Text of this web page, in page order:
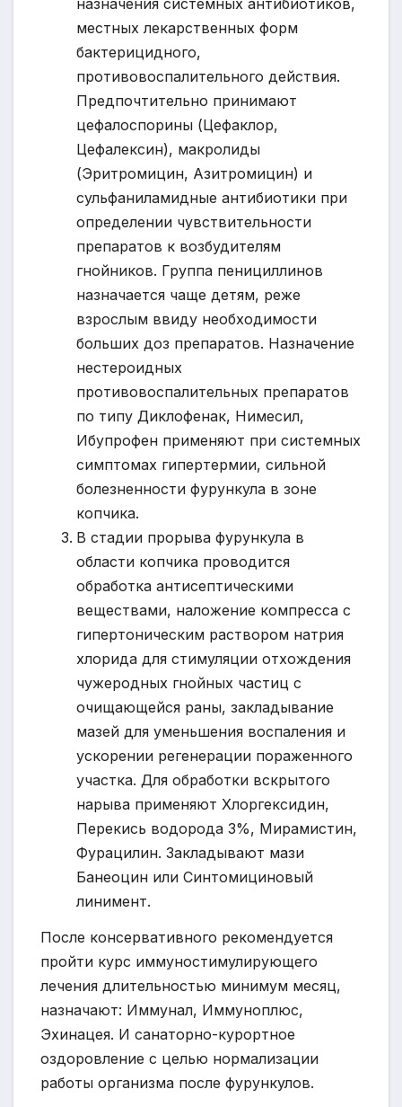
местных лекарственных форм
бактерицидного,
противовоспалительного действия.
Предпочтительно принимают
цефалоспорины (Цефаклор,
Цефалексин), макролиды
(Эритромицин, Азитромицин) и
сульфаниламидные антибиотики при
определении чувствительности
препаратов к возбудителям
гнойников. Группа пенициллинов
назначается чаще детям, реже
взрослым ввиду необходимости
больших доз препаратов. Назначение
нестероидных
противовоспалительных препаратов
по типу Диклофенак, Нимесил,
Ибупрофен применяют при системных
симптомах гипертермии, сильной
болезненности фурункула в зоне
копчика.
В стадии прорыва фурункула в
области копчика проводится
обработка антисептическими
веществами, наложение компресса с
гипертоническим раствором натрия
хлорида для стимуляции отхождения
чужеродных гнойных частиц с
очищающейся раны, закладывание
мазей для уменьшения воспаления и
ускорении регенерации пораженного
участка. Для обработки вскрытого
нарыва применяют Хлоргексидин,
Перекись водорода 3%, Мирамистин,
Фурацилин. Закладывают мази
Банеоцин или Синтомициновый
линимент.
После консервативного рекомендуется
пройти курс иммуностимулирующего
лечения длительностью минимум месяц,
назначают: Иммунал, Иммуноплюс,
Эхинацея. И санаторно-курортное
оздоровление с целью нормализации
работы организма после фурункулов.